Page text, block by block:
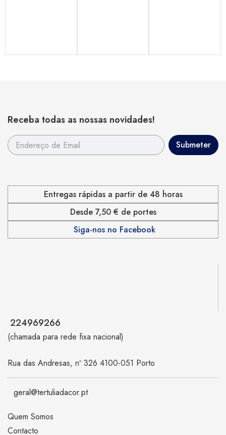
Receba todas as nossas novidades!
Entregas rápidas a partir de 48 horas
Desde 7,50 € de portes
Siga-nos no Facebook
224969266
(chamada para rede fixa nacional)
Rua das Andresas, nº 326 4100-051 Porto
geral@tertuliadacor.pt
Quem Somos
Contacto